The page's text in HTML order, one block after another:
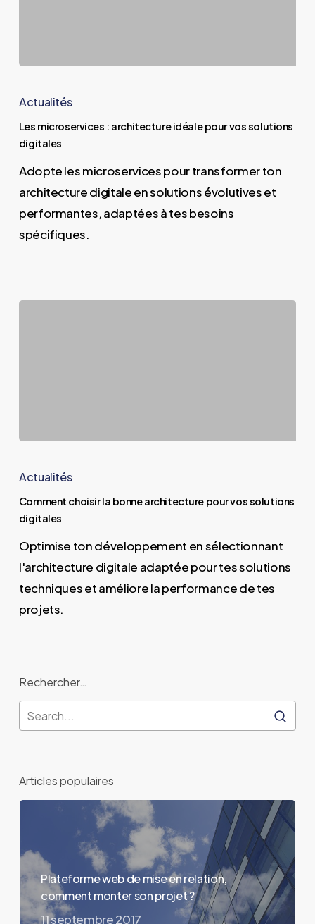
microservices
architecture
pour
solutions
digitales
Actualités
Les microservices : architecture idéale pour vos solutions
digitales
Adopte les microservices pour transformer ton
architecture digitale en solutions évolutives et
performantes, adaptées à tes besoins
spécifiques.
choisir
bonne
pour
solutions
digitales
Actualités
Comment choisir la bonne architecture pour vos solutions
digitales
Optimise ton développement en sélectionnant
l'architecture digitale adaptée pour tes solutions
techniques et améliore la performance de tes
projets.
Rechercher…
Articles populaires
Plateforme web de mise en relation,
comment monter son projet ?
11 septembre 2017